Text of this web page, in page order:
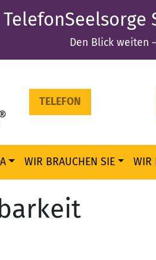
TelefonSeelsorge
Den Blick weiten
TELEFON
WIR BRAUCHEN SIE WIR